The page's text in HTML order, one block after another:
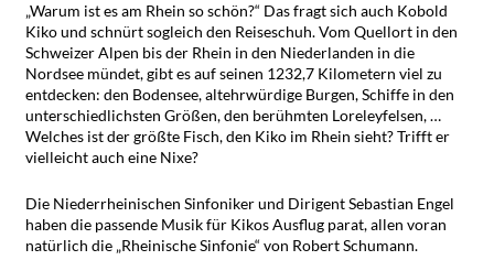
„Warum ist es am Rhein so schön?“ Das fragt sich auch Kobold
Kiko und schnürt sogleich den Reiseschuh. Vom Quellort in den
Schweizer Alpen bis der Rhein in den Niederlanden in die
Nordsee mündet, gibt es auf seinen 1232,7 Kilometern viel zu
entdecken: den Bodensee, altehrwürdige Burgen, Schiffe in den
unterschiedlichsten Größen, den berühmten Loreleyfelsen, …
Welches ist der größte Fisch, den Kiko im Rhein sieht? Trifft er
vielleicht auch eine Nixe?
Die Niederrheinischen Sinfoniker und Dirigent Sebastian Engel
haben die passende Musik für Kikos Ausflug parat, allen voran
natürlich die „Rheinische Sinfonie“ von Robert Schumann.